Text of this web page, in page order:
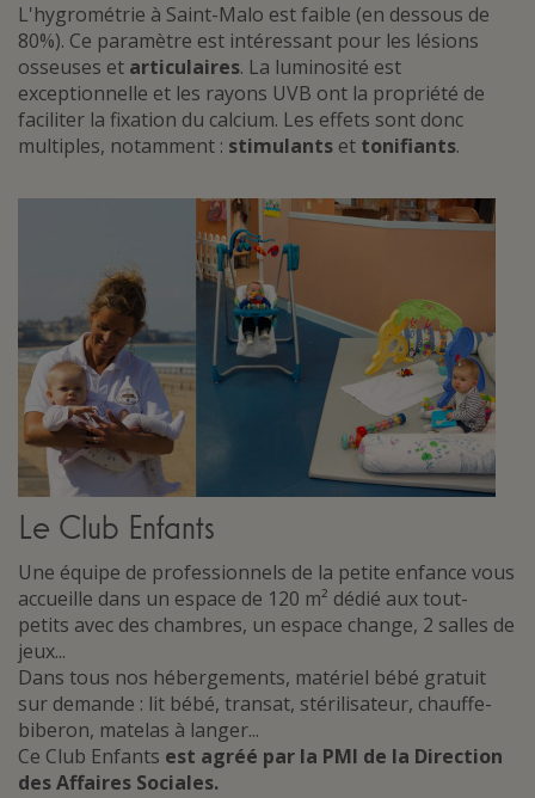
L'hygrométrie à Saint-Malo est faible (en dessous de
80%). Ce paramètre est intéressant pour les lésions
osseuses et articulaires. La luminosité est
exceptionnelle et les rayons UVB ont la propriété de
faciliter la fixation du calcium. Les effets sont donc
multiples, notamment : stimulants et tonifiants.
Le Club Enfants
Une équipe de professionnels de la petite enfance vous
accueille dans un espace de 120 m² dédié aux tout-
petits avec des chambres, un espace change, 2 salles de
jeux...
Dans tous nos hébergements, matériel bébé gratuit
sur demande : lit bébé, transat, stérilisateur, chauffe-
biberon, matelas à langer...
Ce Club Enfants est agréé par la PMI de la Direction
des Affaires Sociales.